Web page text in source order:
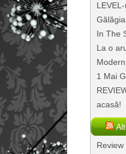
In The
La o
1 Mai
acasă!